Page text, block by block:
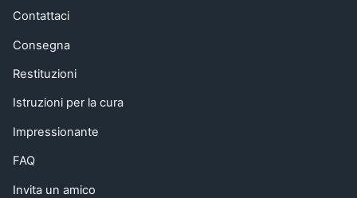
Contattaci
Consegna
Restituzioni
Istruzioni per la cura
Impressionante
FAQ
Invita un amico